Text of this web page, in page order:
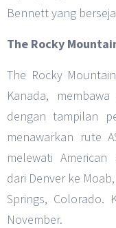
Bennett yang
The Rocky
The Rocky
Kanada,
dengan tampilan
menawarkan rute
melewati
dari Denver ke
Springs, Colorado.
November.